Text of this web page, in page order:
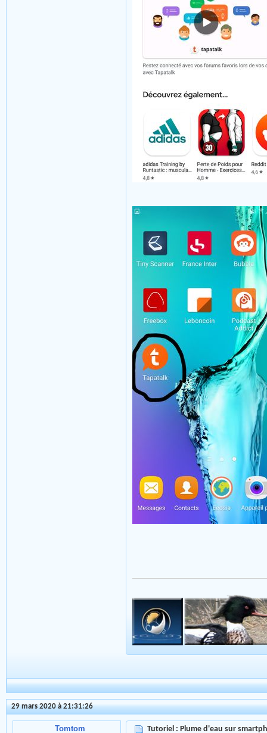
29 mars 2020 à 21:31:26
Tomtom Tutoriel : Plume d'eau sur